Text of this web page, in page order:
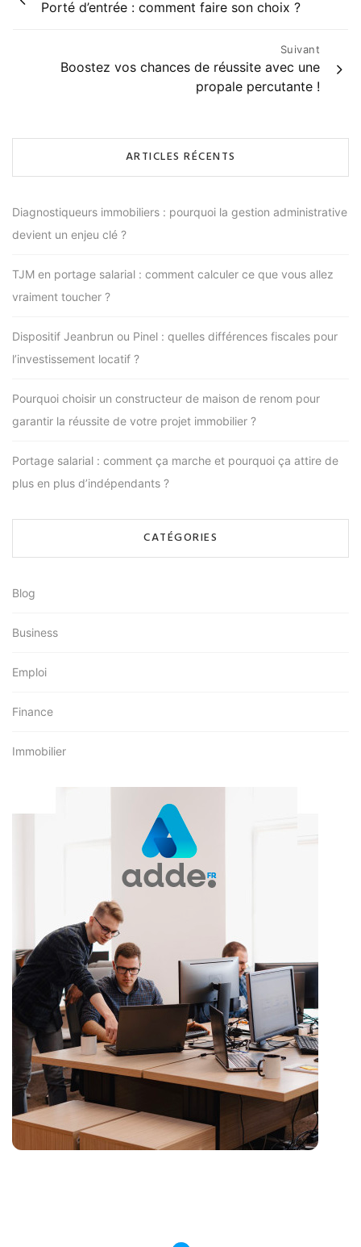
l’article
Porté d’entrée : comment faire son choix ?
Suivant
Boostez vos chances de réussite avec une
propale percutante !
ARTICLES RÉCENTS
Diagnostiqueurs immobiliers : pourquoi la gestion administrative
devient un enjeu clé ?
TJM en portage salarial : comment calculer ce que vous allez
vraiment toucher ?
Dispositif Jeanbrun ou Pinel : quelles différences fiscales pour
l’investissement locatif ?
Pourquoi choisir un constructeur de maison de renom pour
garantir la réussite de votre projet immobilier ?
Portage salarial : comment ça marche et pourquoi ça attire de
plus en plus d’indépendants ?
CATÉGORIES
Blog
Business
Emploi
Finance
Immobilier